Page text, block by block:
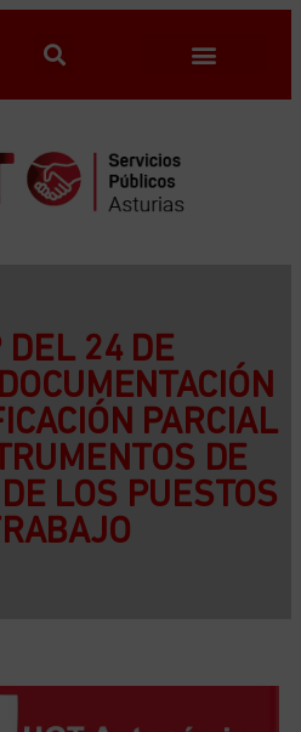
DEL 24 DE
PARCIAL
DE
LOS PUESTOS